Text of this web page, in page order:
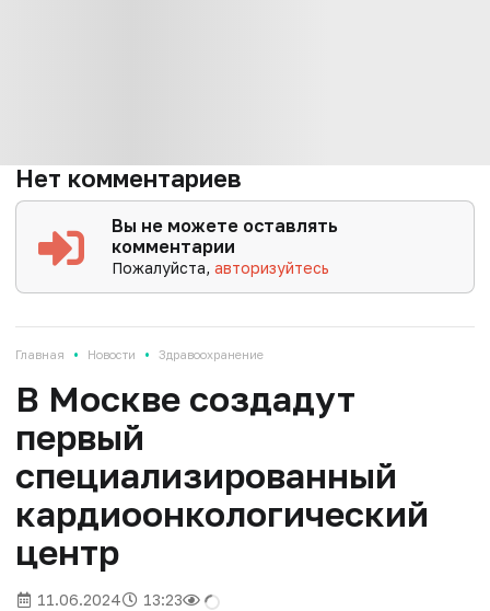
Нет комментариев
Вы не можете оставлять
комментарии
Пожалуйста,авторизуйтесь
Главная • Новости • Здравоохранение
В Москве создадут
первый
специализированный
кардиоонкологический
центр
11.06.2024 13:23